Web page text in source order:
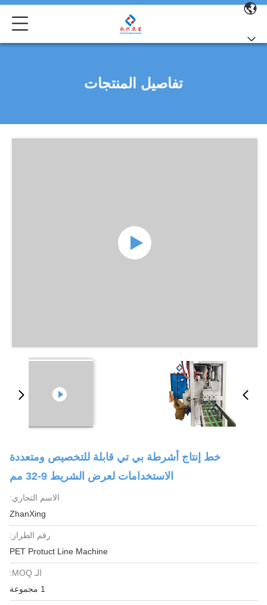
تفاصيل المنتجات
خط إنتاج أشرطة بي تي قابلة للتخصيص ومتعددة
الاستخدامات لعرض الشريط 9-32 مم
الاسم التجاري:
ZhanXing
رقم الطراز:
PET Protuct Line Machine
الـ MOQ:
1 مجموعة